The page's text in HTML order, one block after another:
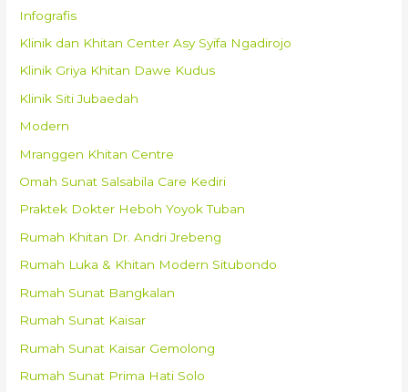
Infografis
Klinik dan Khitan Center Asy Syifa Ngadirojo
Klinik Griya Khitan Dawe Kudus
Klinik Siti Jubaedah
Modern
Mranggen Khitan Centre
Omah Sunat Salsabila Care Kediri
Praktek Dokter Heboh Yoyok Tuban
Rumah Khitan Dr. Andri Jrebeng
Rumah Luka & Khitan Modern Situbondo
Rumah Sunat Bangkalan
Rumah Sunat Kaisar
Rumah Sunat Kaisar Gemolong
Rumah Sunat Prima Hati Solo